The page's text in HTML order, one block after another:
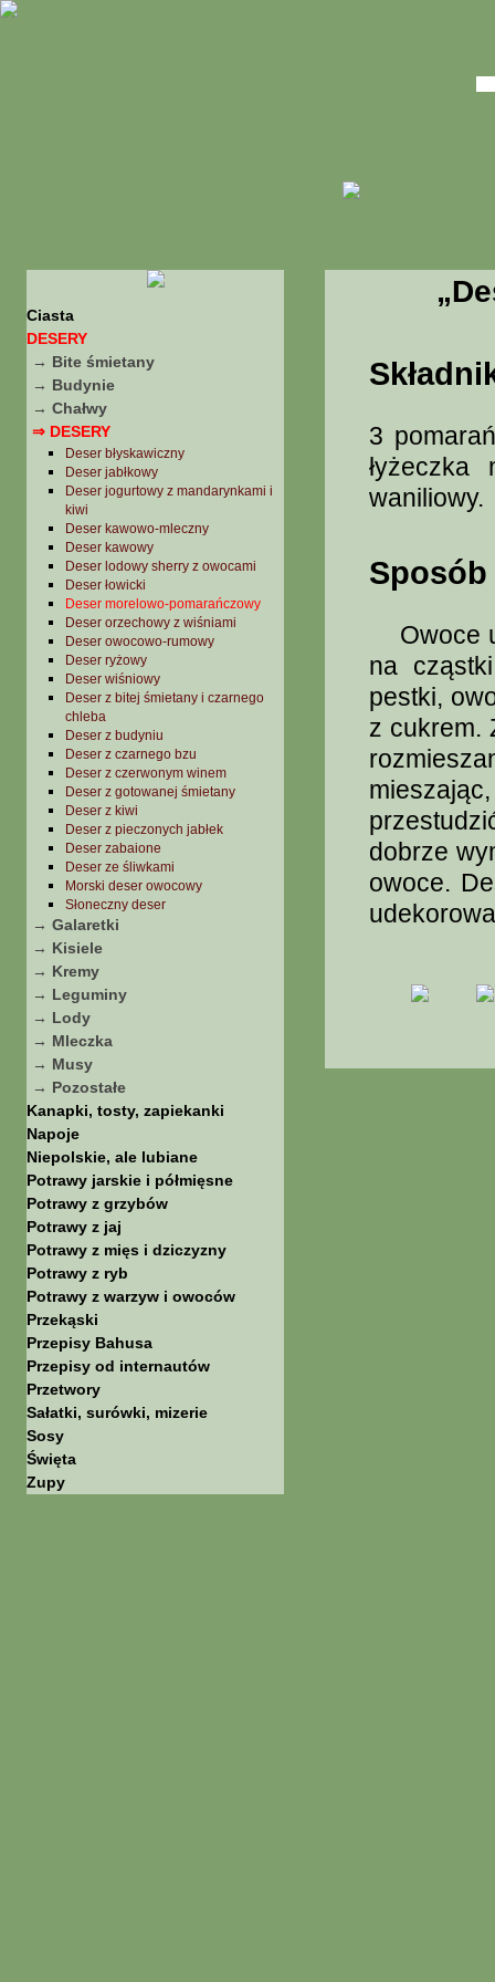
Ciasta
DESERY
→ Bite śmietany
→ Budynie
→ Chałwy
⇒ DESERY
Deser błyskawiczny
Deser jabłkowy
Deser jogurtowy z mandarynkami i
kiwi
Deser kawowo-mleczny
Deser kawowy
Deser lodowy sherry z owocami
Deser łowicki
Deser morelowo-pomarańczowy
Deser orzechowy z wiśniami
Deser owocowo-rumowy
Deser ryżowy
Deser wiśniowy
Deser z bitej śmietany i czarnego
chleba
Deser z budyniu
Deser z czarnego bzu
Deser z czerwonym winem
Deser z gotowanej śmietany
Deser z kiwi
Deser z pieczonych jabłek
Deser zabaione
Deser ze śliwkami
Morski deser owocowy
Słoneczny deser
→ Galaretki
→ Kisiele
→ Kremy
→ Leguminy
→ Lody
→ Mleczka
→ Musy
→ Pozostałe
Kanapki, tosty, zapiekanki
Napoje
Niepolskie, ale lubiane
Potrawy jarskie i półmięsne
Potrawy z grzybów
Potrawy z jaj
Potrawy z mięs i dziczyzny
Potrawy z ryb
Potrawy z warzyw i owoców
Przekąski
Przepisy Bahusa
Przepisy od internautów
Przetwory
Sałatki, surówki, mizerie
Sosy
Święta
Zupy
3
łyżeczka
waniliowy.
Owoce
na
pestki,
z cukrem.
dobrze
owoce.